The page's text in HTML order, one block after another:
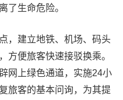
了生命危险。
，建立地铁、机场、码头
方便旅客快速接驳换乘。
网上绿色通道，实施24小
旅客的基本问询，为其提